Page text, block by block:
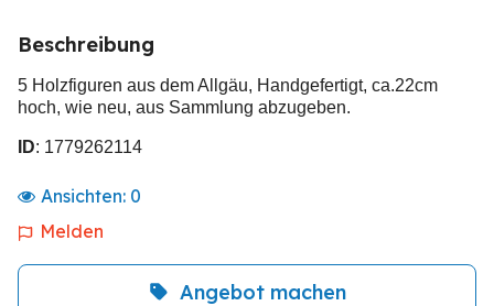
Beschreibung
5 Holzfiguren aus dem Allgäu, Handgefertigt, ca.22cm
hoch, wie neu, aus Sammlung abzugeben.
ID: 1779262114
Ansichten: 0
Melden
Angebot machen